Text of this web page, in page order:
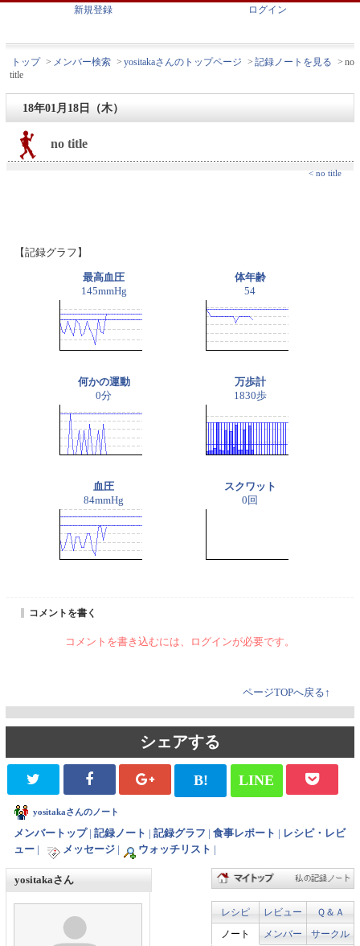
新規登録 ログイン
トップ > メンバー検索 > yositakaさんのトップページ > 記録ノートを見る > no
title
18年01月18日（木）
no title
< no title
【記録グラフ】
最高血圧
145mmHg
体年齢
54
何かの運動
0分
万歩計
1830歩
血圧
84mmHg
スクワット
0回
コメントを書く
コメントを書き込むには、ログインが必要です。
ページTOPへ戻る↑
シェアする
B! LINE
yositakaさんのノート
メンバートップ| 記録ノート 記録グラフ 食事レポート
レシピ・レビ
ュー
メッセージ ウォッチリスト
yositakaさん
レシピ レビュー
Ｑ＆Ａ
ノート
メンバー
サークル